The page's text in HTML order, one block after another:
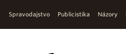
Spravodajstvo Publicistika Názory